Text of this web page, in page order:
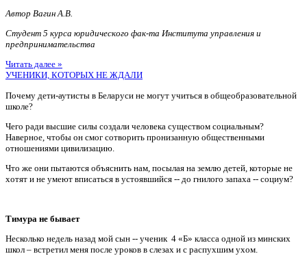
Автор Вагин А.В.
Студент 5 курса юридического фак-та Института управления и
предпринимательства
Читать далее »
УЧЕНИКИ, КОТОРЫХ НЕ ЖДАЛИ
Почему дети-аутисты в Беларуси не могут учиться в общеобразовательной
школе?
Чего ради высшие силы создали человека существом социальным?
Наверное, чтобы он смог сотворить пронизанную общественными
отношениями цивилизацию.
Что же они пытаются объяснить нам, посылая на землю детей, которые не
хотят и не умеют вписаться в устоявшийся -- до гнилого запаха -- социум?
Тимура не бывает
Несколько недель назад мой сын -- ученик 4 «Б» класса одной из минских
школ – встретил меня после уроков в слезах и с распухшим ухом.